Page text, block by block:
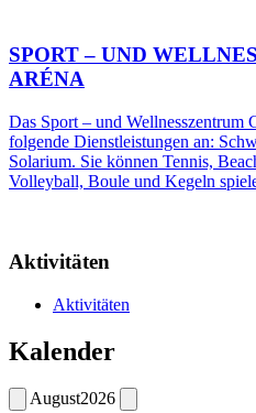
SPORT – UND
ARÉNA
Das Sport – und Wellnesszentrum
folgende Dienstleistungen an:
Solarium. Sie können Tennis,
Volleyball, Boule und Kegeln
Aktivitäten
Aktivitäten
Kalender
August2026